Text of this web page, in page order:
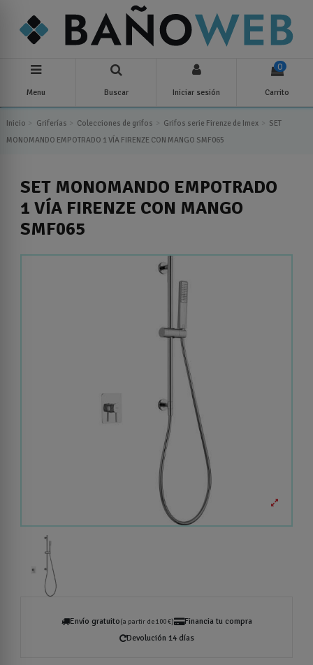
Menu Buscar Iniciar sesión
0
Carrito
Inicio Griferías Colecciones de grifos Grifos serie Firenze de Imex
SET
MONOMANDO EMPOTRADO 1 VÍA FIRENZE CON MANGO SMF065
SET MONOMANDO EMPOTRADO
1 VÍA FIRENZE CON MANGO
SMF065
Envío gratuito(a partir de 100 €)
Financia tu compra
Devolución 14 días